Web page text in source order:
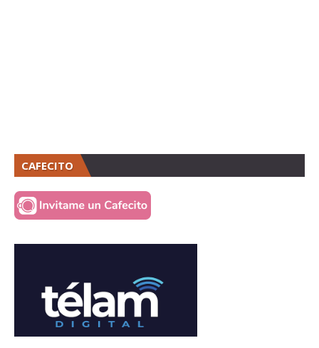
CAFECITO